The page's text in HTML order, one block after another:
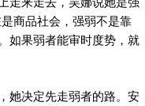
商品社会，强弱不是靠
如果弱者能审时度势，就
她决定先走弱者的路。安